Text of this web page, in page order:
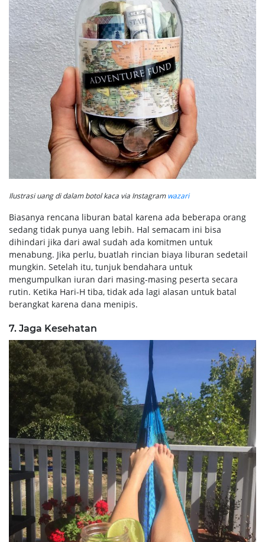
Ilustrasi uang di dalam botol kaca via Instagramwazari
Biasanya rencana liburan batal karena ada beberapa orang
sedang tidak punya uang lebih. Hal semacam ini bisa
dihindari jika dari awal sudah ada komitmen untuk
menabung. Jika perlu, buatlah rincian biaya liburan sedetail
mungkin. Setelah itu, tunjuk bendahara untuk
mengumpulkan iuran dari masing-masing peserta secara
rutin. Ketika Hari-H tiba, tidak ada lagi alasan untuk batal
berangkat karena dana menipis.
7. Jaga Kesehatan